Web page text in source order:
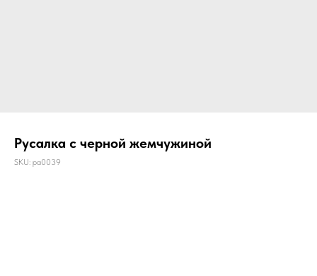
Русалка с черной жемчужиной
SKU: pa0039